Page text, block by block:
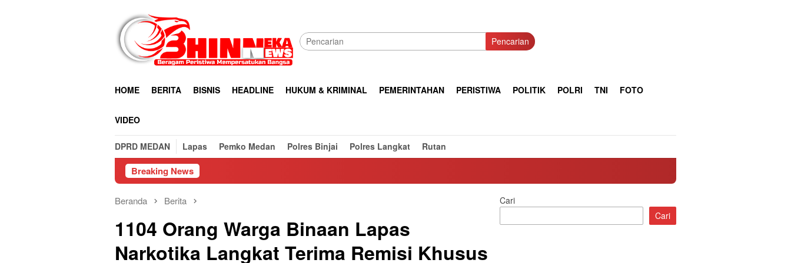
Pencarian
HOME BERITA BISNIS HEADLINE HUKUM & KRIMINAL PEMERINTAHAN PERISTIWA POLITIK POLRI TNI FOTO
VIDEO
DPRD MEDAN Lapas Pemko Medan Polres Binjai Polres Langkat Rutan
Breaking News
Beranda Berita
1104 Orang Warga Binaan Lapas
Narkotika Langkat Terima Remisi Khusus
Cari
Cari